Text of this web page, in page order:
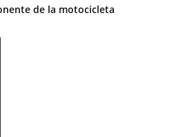
de la motocicleta